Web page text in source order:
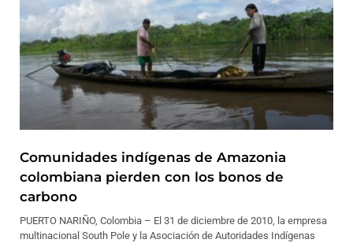
Comunidades indígenas de Amazonia
colombiana pierden con los bonos de
carbono
PUERTO NARIÑO, Colombia – El 31 de diciembre de 2010, la empresa
multinacional South Pole y la Asociación de Autoridades Indígenas